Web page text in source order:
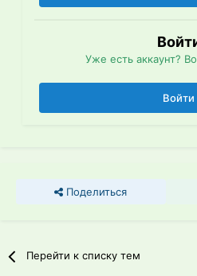
Уже есть аккаунт?
Войти
Поделиться
Перейти к списку тем